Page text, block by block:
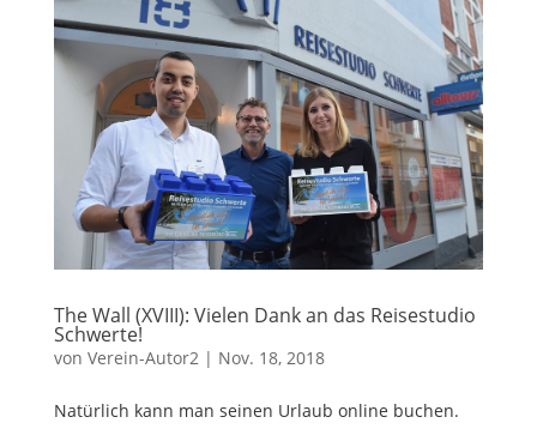
The Wall (XVIII): Vielen Dank an das Reisestudio
Schwerte!
von Verein-Autor2| Nov. 18, 2018
Natürlich kann man seinen Urlaub online buchen.